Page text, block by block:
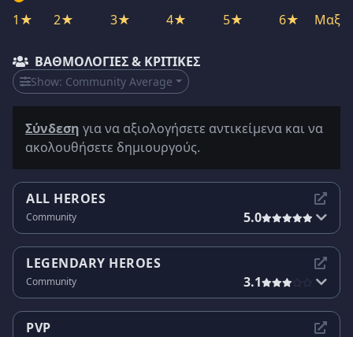
1★ 2★ 3★ 4★ 5★ 6★ Μαξ
ΒΑΘΜΟΛΟΓΊΕΣ & ΚΡΙΤΙΚΈΣ
Show: Community Average
Σύνδεση για να αξιολογήσετε αντικείμενα και να
ακολουθήσετε δημιουργούς.
ALL HEROES
Community 5.0
LEGENDARY HEROES
Community 3.1
PVP